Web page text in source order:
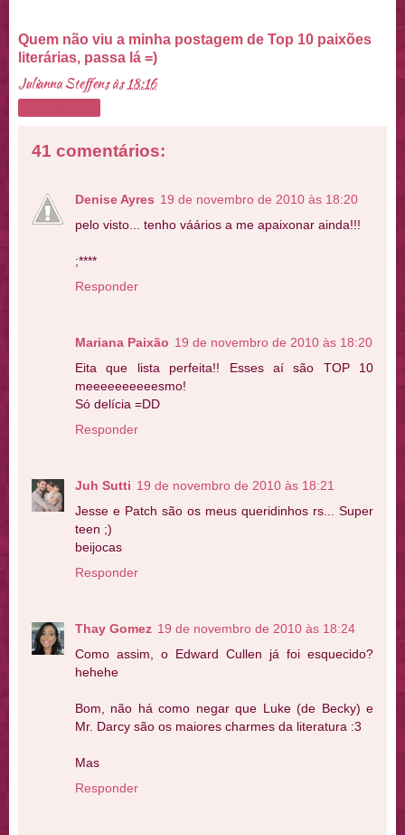
Quem não viu a minha postagem de Top 10 paixões
literárias, passa lá =)
Julianna Steffensàs 18:16
41 comentários:
Denise Ayres 19 de novembro de 2010 às 18:20
pelo visto... tenho váários a me apaixonar ainda!!!
;****
Responder
Mariana Paixão 19 de novembro de 2010 às 18:20
Eita que lista perfeita!! Esses aí são TOP 10
meeeeeeeeeesmo!
Só delícia =DD
Responder
Juh Sutti 19 de novembro de 2010 às 18:21
Jesse e Patch são os meus queridinhos rs... Super
teen ;)
beijocas
Responder
Thay Gomez 19 de novembro de 2010 às 18:24
Como assim, o Edward Cullen já foi esquecido?
hehehe
Bom, não há como negar que Luke (de Becky) e
Mr. Darcy são os maiores charmes da literatura :3
Mas
Responder